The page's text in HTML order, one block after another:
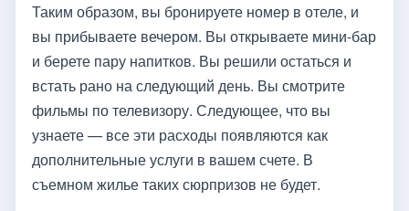
Таким образом, вы бронируете номер в отеле, и
вы прибываете вечером. Вы открываете мини-бар
и берете пару напитков. Вы решили остаться и
встать рано на следующий день. Вы смотрите
фильмы по телевизору. Следующее, что вы
узнаете — все эти расходы появляются как
дополнительные услуги в вашем счете. В
съемном жилье таких сюрпризов не будет.